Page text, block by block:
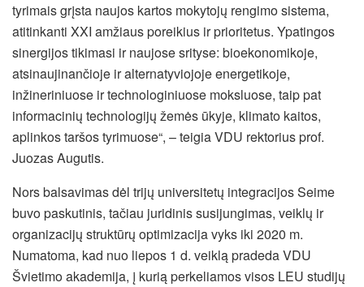
tyrimais grįsta naujos kartos mokytojų rengimo sistema,
atitinkanti XXI amžiaus poreikius ir prioritetus. Ypatingos
sinergijos tikimasi ir naujose srityse: bioekonomikoje,
atsinaujinančioje ir alternatyviojoje energetikoje,
inžineriniuose ir technologiniuose moksluose, taip pat
informacinių technologijų žemės ūkyje, klimato kaitos,
aplinkos taršos tyrimuose“, – teigia VDU rektorius prof.
Juozas Augutis.
Nors balsavimas dėl trijų universitetų integracijos Seime
buvo paskutinis, tačiau juridinis susijungimas, veiklų ir
organizacijų struktūrų optimizacija vyks iki 2020 m.
Numatoma, kad nuo liepos 1 d. veiklą pradeda VDU
Švietimo akademija, į kurią perkeliamos visos LEU studijų